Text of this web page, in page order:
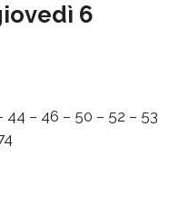
6
44 – 46 – 50 – 52 – 53